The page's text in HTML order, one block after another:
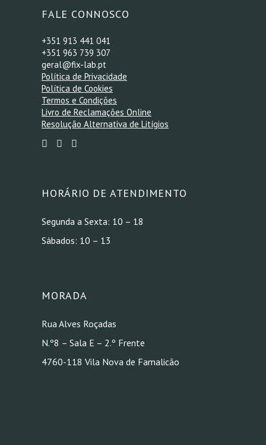
FALE CONNOSCO
+351 913 441 041
+351 963 739 307
geral@fix-lab.pt
Política de Privacidade
Política de Cookies
Termos e Condições
Livro de Reclamações Online
Resolução Alternativa de Litígios
HORÁRIO DE ATENDIMENTO
Segunda a Sexta: 10 – 18
Sábados: 10 – 13
MORADA
Rua Alves Roçadas
N.º8 – Sala E – 2.º Frente
4760-118 Vila Nova de Famalicão